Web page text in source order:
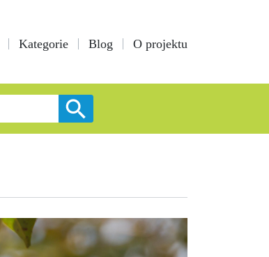
Kategorie Blog O projektu